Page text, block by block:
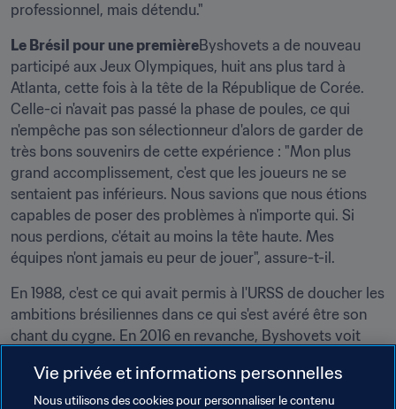
professionnel, mais détendu."
Le Brésil pour une premièreByshovets a de nouveau
participé aux Jeux Olympiques, huit ans plus tard à
Atlanta, cette fois à la tête de la République de Corée.
Celle-ci n'avait pas passé la phase de poules, ce qui
n'empêche pas son sélectionneur d'alors de garder de
très bons souvenirs de cette expérience : "Mon plus
grand accomplissement, c'est que les joueurs ne se
sentaient pas inférieurs. Nous savions que nous étions
capables de poser des problèmes à n'importe qui. Si
nous perdions, c'était au moins la tête haute. Mes
équipes n'ont jamais eu peur de jouer", assure-t-il.
En 1988, c'est ce qui avait permis à l'URSS de doucher les
ambitions brésiliennes dans ce qui s'est avéré être son
chant du cygne. En 2016 en revanche, Byshovets voit
marche du podium. "C'est très dommage que la Russie
ne puisse pas aller défier le pays hôte cette année. Quoi
Vie privée et informations personnelles
Nous utilisons des cookies pour personnaliser le contenu